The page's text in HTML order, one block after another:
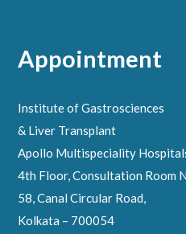
Appointment
Institute of Gastrosciences
& Liver Transplant
Apollo Multispeciality
4th Floor, Consultation Room
58, Canal Circular Road,
Kolkata – 700054